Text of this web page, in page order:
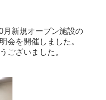
新規オープン施設の
会を開催しました。
ございました。